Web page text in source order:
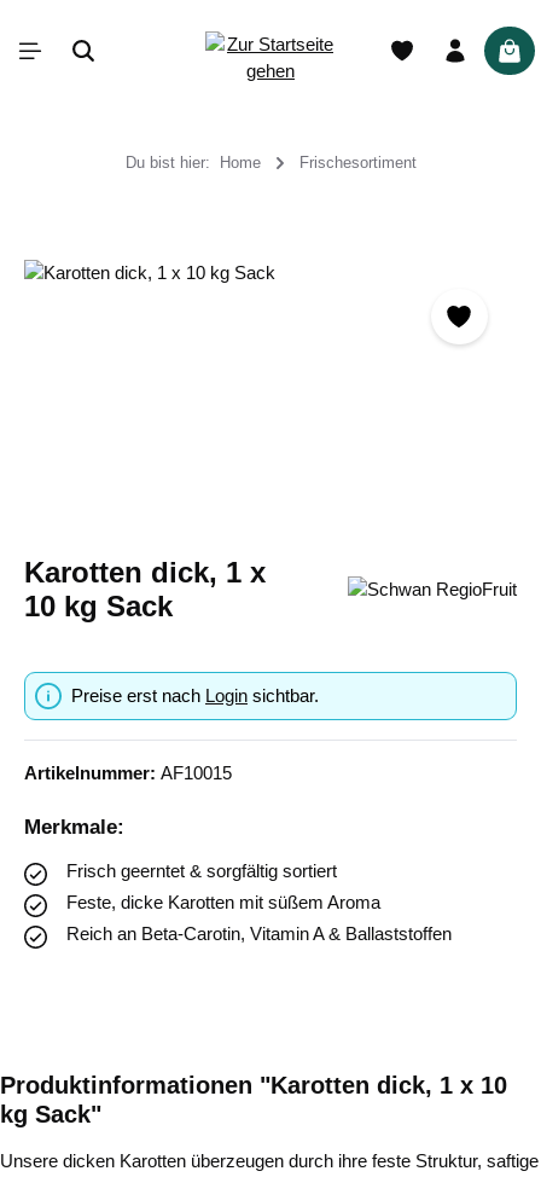
Du bist hier: Home Frischesortiment
Bildergalerie überspringen
Karotten dick, 1 x
10 kg Sack
Preise erst nach Login sichtbar.
Artikelnummer: AF10015
Merkmale:
Frisch geerntet & sorgfältig sortiert
Feste, dicke Karotten mit süßem Aroma
Reich an Beta-Carotin, Vitamin A & Ballaststoffen
Produktinformationen "Karotten dick, 1 x 10
kg Sack"
Unsere dicken Karotten überzeugen durch ihre feste Struktur, saftige